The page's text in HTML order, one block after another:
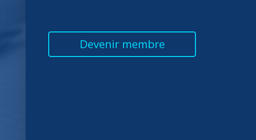
Devenir membre